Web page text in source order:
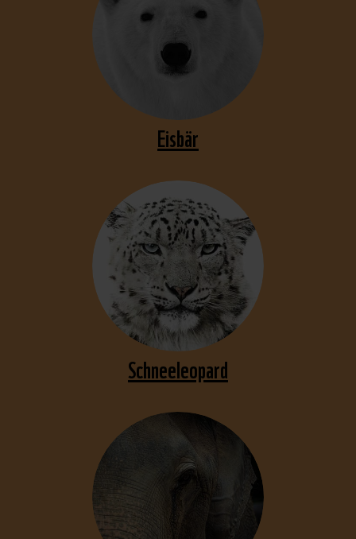
Eisbär
Schneeleopard